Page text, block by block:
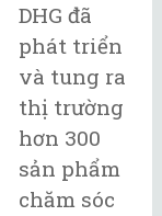
DHG đã
phát triển
và tung ra
thị trường
hơn 300
sản phẩm
chăm sóc